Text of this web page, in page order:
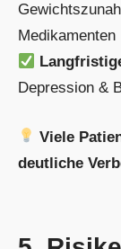
Medikamenten
Depression &
Viele
deutliche